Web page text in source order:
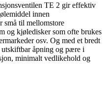
TE 2 gir effektiv
innen
små til mellomstore
og kjøledisker som ofte brukes
osv. Og med et bredt
åpning og pære i
minimalt vedlikehold og